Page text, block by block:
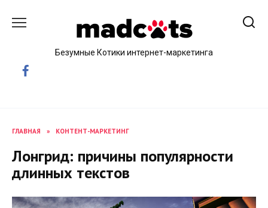
Безумные Котики интернет-маркетинга
ГЛАВНАЯ » КОНТЕНТ-МАРКЕТИНГ
Лонгрид: причины популярности
длинных текстов